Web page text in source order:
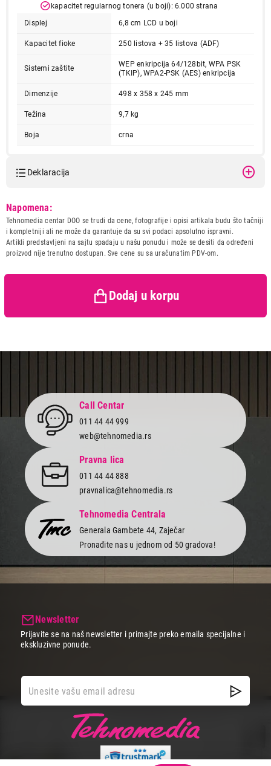
kapacitet regularnog tonera (u boji): 6.000 strana
Displej
6,8 cm LCD u boji
Kapacitet fioke 250 listova + 35 listova (ADF)
Sistemi zaštite
WEP enkripcija 64/128bit, WPA PSK
(TKIP), WPA2-PSK (AES) enkripcija
Dimenzije 498 x 358 x 245 mm
Težina 9,7 kg
Boja crna
Deklaracija
Naziv i vrsta robe:
ŠTAMPAČ
Uvoznik:
Zemlja porekla:
Prava potrošača:
Zagarantovana sva prava
zaštiti potrošača
Napomena:
Tehnomedia centar DOO se trudi da cene, fotografije i opisi artikala budu što tačniji
i kompletniji ali ne može da garantuje da su svi podaci apsolutno ispravni.
Artikli predstavljeni na sajtu spadaju u našu ponudu i može se desiti da određeni
proizvod nije trenutno dostupan. Sve cene su sa uračunatim PDV-om.
Dodaj u korpu
Call Centar
011 44 44 999
web@tehnomedia.rs
Pravna lica
011 44 44 888
pravnalica@tehnomedia.rs
Tehnomedia Centrala
Generala Gambete 44, Zaječar
Pronađite nas u jednom od 50 gradova!
Newsletter
Prijavite se na naš newsletter i primajte preko emaila specijalne i
ekskluzivne ponude.